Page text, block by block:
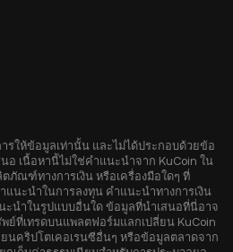
รให้ข้อมูลเท่านั้น และไม่ได้ประกอบด้วยข้อ
อ เนื้อหานี้ไม่ใช่คำแนะนำจาก KuCoin ใน
ภัณฑ์ทางการเงิน หรือเครื่องมือใดๆ ที่
แนะนำในการลงทุน คำแนะนำทางการเงิน
ะนำในรูปแบบอื่นใด ข้อมูลที่นำเสนอที่นี่อาจ
ย์ที่เทรดบนแพลตฟอร์มแลกเปลี่ยน KuCoin
นคริปโตเคอเรนซีอื่นๆ หรือข้อมูลตลาดจาก